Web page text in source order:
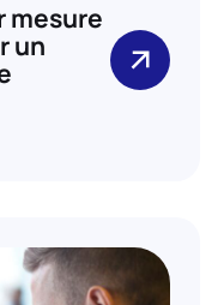
mesure
un